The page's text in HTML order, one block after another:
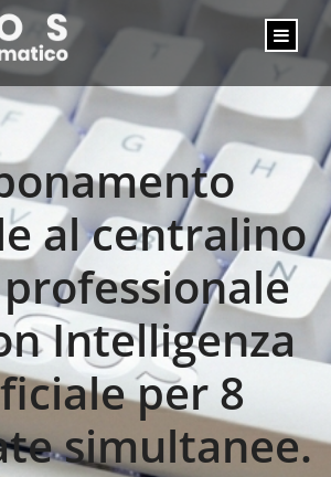
al centralino
Intelligenza
per 8
simultanee.